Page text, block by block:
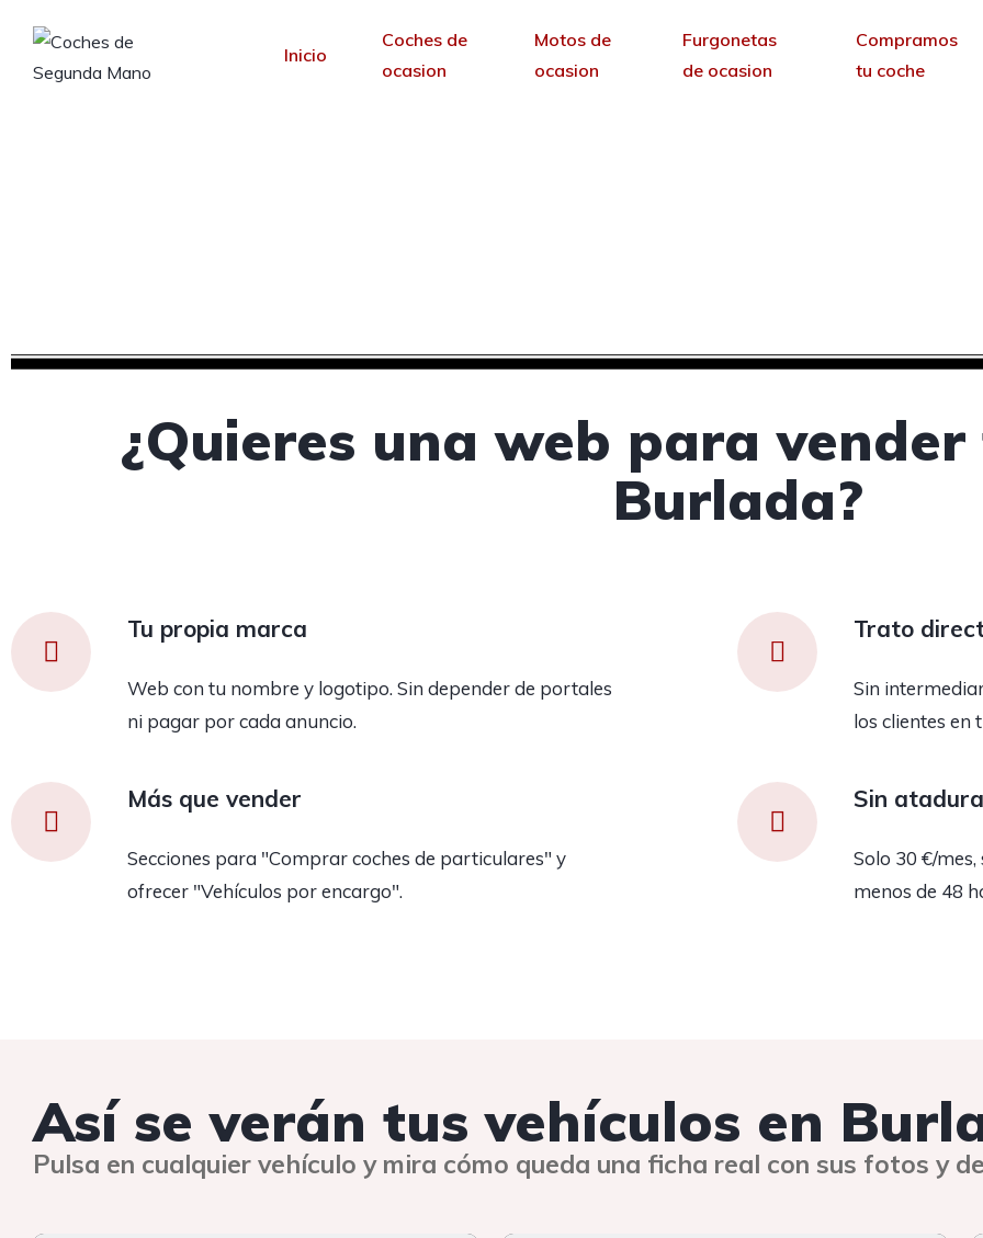
Inicio
Coches de
ocasion
Motos de
ocasion
Furgonetas
de ocasion
Compramos
tu coche
¿Quieres una web para vender
Burlada?
Tu propia marca
Web con tu nombre y logotipo. Sin depender de portales
ni pagar por cada anuncio.
Trato
Sin
los clientes en
Más que vender
Secciones para "Comprar coches de particulares" y
ofrecer "Vehículos por encargo".
Sin
Solo 30 €/
menos de 48
Así se verán tus vehículos en
Pulsa en cualquier vehículo y mira cómo queda una ficha real con sus fotos y